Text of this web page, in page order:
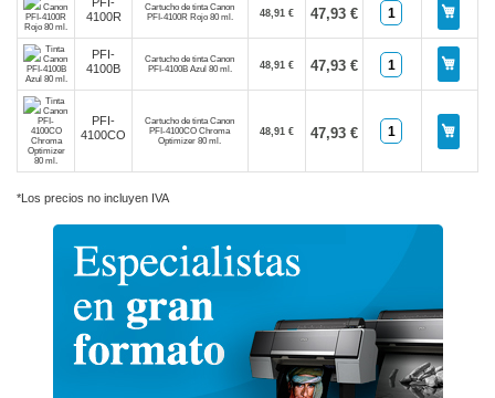
4100R
Cartucho de tinta Canon
PFI-4100R Rojo 80 ml.
48,91 € 47,93 €
PFI-
4100B
Cartucho de tinta Canon
PFI-4100B Azul 80 ml.
48,91 € 47,93 €
PFI-
4100CO
Cartucho de tinta Canon
PFI-4100CO Chroma
Optimizer 80 ml.
48,91 € 47,93 €
*Los precios no incluyen IVA